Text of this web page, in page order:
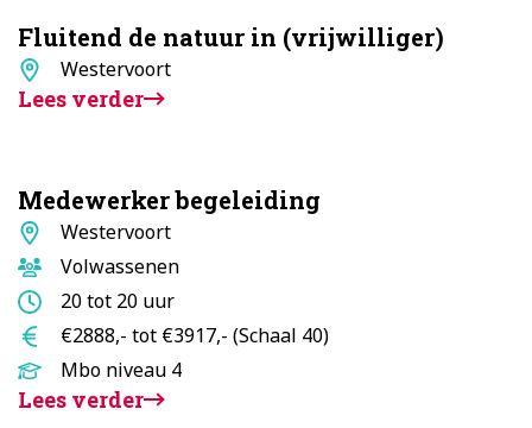
Fluitend de natuur in (vrijwilliger)
Standplaats
Westervoort
Lees verder
Medewerker begeleiding
Standplaats
Westervoort
Doelgroep
Volwassenen
Aantal
uur
20 tot 20 uur
Salaris€2888,- tot €3917,- (Schaal 40)
Opleidingsniveau
Mbo niveau 4
Lees verder